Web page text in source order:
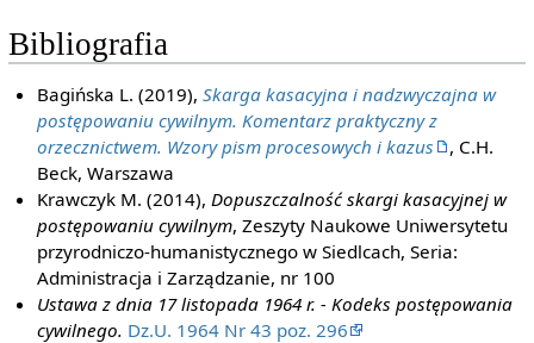
Bibliografia
Bagińska L. (2019),Skarga kasacyjna i nadzwyczajna w
postępowaniu cywilnym. Komentarz praktyczny z
orzecznictwem. Wzory pism procesowych i kazus
, C.H.
Beck, Warszawa
Krawczyk M. (2014), Dopuszczalność skargi kasacyjnej w
postępowaniu cywilnym, Zeszyty Naukowe Uniwersytetu
przyrodniczo-humanistycznego w Siedlcach, Seria:
Administracja i Zarządzanie, nr 100
Ustawa z dnia 17 listopada 1964 r. - Kodeks postępowania
cywilnego. Dz.U. 1964 Nr 43 poz. 296